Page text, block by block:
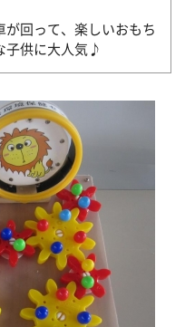
が回って、楽しいおもち
子供に大人気♪